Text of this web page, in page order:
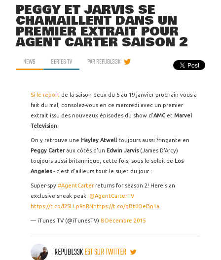
PEGGY ET JARVIS SE
CHAMAILLENT DANS UN
PREMIER EXTRAIT POUR
AGENT CARTER SAISON 2
NEWS SERIES TV PARREPUBL33K
Si le report de la saison deux du 5 au 19 janvier prochain vous a
fait du mal, consolez-vous en ce mercredi avec un premier
extrait issu des nouveaux épisodes du show d'AMC et Marvel
Television
On y retrouve une Hayley Atwell toujours aussi fringante en
Peggy Carter aux côtés d'un Edwin Jarvis (James D'Arcy)
toujours aussi britannique, cette fois, sous le soleil de Los
Angeles- c'est d'ailleurs tout le sujet du jour :
Super-spy #AgentCarterreturns for season 2! Here's an
exclusive sneak peak. @AgentCarterTV
https://t.co/l2SLLp9nRNhttps://t.co/gBt0OeBn1a
— iTunes TV (@iTunesTV) 8 Décembre 2015
REPUBL33KEST SUR TWITTER